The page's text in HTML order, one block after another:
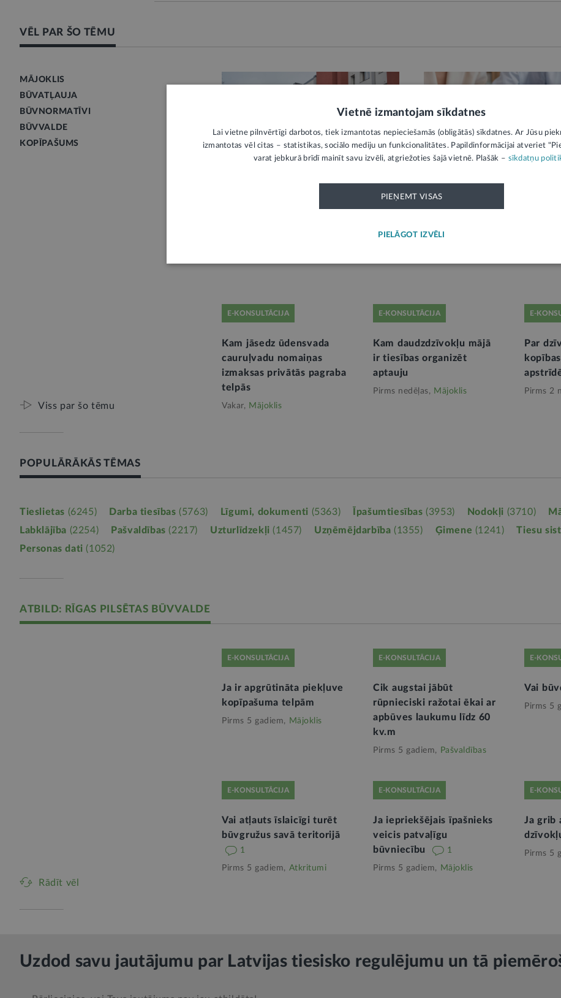
VĒL PAR ŠO TĒMU
MĀJOKLIS
BŪVATĻAUJA
BŪVNORMATĪVI
BŪVVALDE
KOPĪPAŠUMS
Stājas spēkā grozījumi Dzīvokļa
Ko ņemt vērā, kopīgi
E-KONSULTĀCIJA
Kam jāsedz ūdensvada
cauruļvadu nomaiņas
izmaksas privātās pagraba
telpās
Vakar, Mājoklis
E-KONSULTĀCIJA
Kam daudzdzīvokļu mājā
ir tiesības organizēt
aptauju
Pirms nedēļas, Mājoklis
E-
Par
Pirms 2
Viss par šo tēmu
POPULĀRĀKĀS TĒMAS
Tieslietas (6245) Darba tiesības (5763) Līgumi, dokumenti (5363) Īpašumtiesības (3953) Nodokļi (3710)
Labklājība (2254) Pašvaldības (2217) Uzturlīdzekļi (1457) Uzņēmējdarbība (1355) Ģimene (1241) Tiesu
Personas dati (1052)
ATBILD: RĪGAS PILSĒTAS BŪVVALDE
E-KONSULTĀCIJA
Ja ir apgrūtināta piekļuve
kopīpašuma telpām
Pirms 5 gadiem, Mājoklis
E-KONSULTĀCIJA
Cik augstai jābūt
rūpnieciski ražotai ēkai ar
apbūves laukumu līdz 60
kv.m
Pirms 5 gadiem, Pašvaldības
E-
Vai
Pirms 5
E-KONSULTĀCIJA
Vai atļauts īslaicīgi turēt
būvgružus savā teritorijā
1
Pirms 5 gadiem, Atkritumi
E-KONSULTĀCIJA
Ja iepriekšējais īpašnieks
veicis patvaļīgu
būvniecību
1
Pirms 5 gadiem, Mājoklis
E-
Ja grib
Pirms 5
Rādīt vēl
Uzdod savu jautājumu par Latvijas tiesisko regulējumu un tā
Vietnē izmantojam sīkdatnes
Lai vietne pilnvērtīgi darbotos, tiek izmantotas nepieciešamās (obligātās) sīkdatnes. Ar Jūsu
izmantotas vēl citas – statistikas, sociālo mediju un funkcionalitātes. Papildinformācijai atveriet
varat jebkurā brīdī mainīt savu izvēli, atgriežoties šajā vietnē. Plašāk – sīkdatņu
PIEŅEMT VISAS
PIELĀGOT IZVĒLI